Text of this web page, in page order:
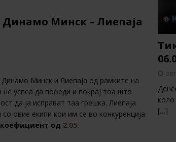
Динамо Минск – Лиепаја
Минск и Лиепаја од рамките на
успеа да победи и покрај тоа што
да ја исправат таа грешка. Лиепаја
овие екипи кои им се во конкуренција.
од 2.05.
[…]